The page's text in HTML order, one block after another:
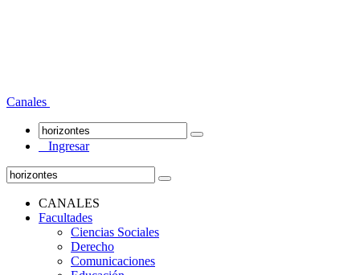
Canales
Ingresar
CANALES
Facultades
Ciencias Sociales
Derecho
Comunicaciones